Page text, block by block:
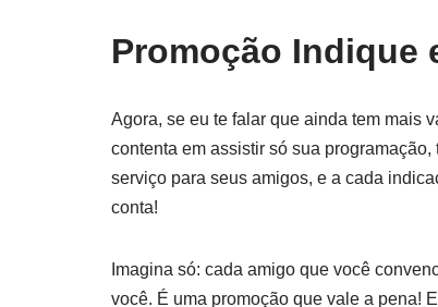
Promoção Indique
Agora, se eu te falar que ainda tem mais
contenta em assistir só sua
serviço para seus amigos, e a cada
conta!
Imagina só: cada amigo que você
você. É uma promoção que vale a pena!